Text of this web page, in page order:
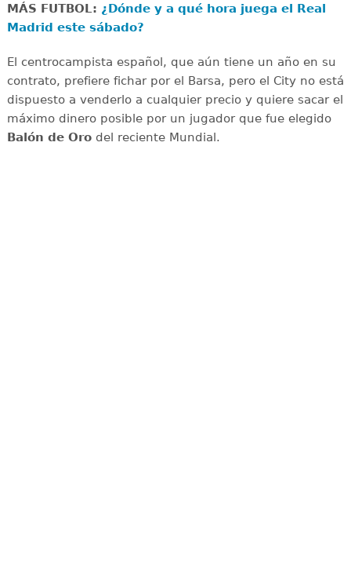
MÁS FUTBOL: ¿Dónde y a qué hora juega el Real
Madrid este sábado?
El centrocampista español, que aún tiene un año en su
contrato, prefiere fichar por el Barsa, pero el City no está
dispuesto a venderlo a cualquier precio y quiere sacar el
máximo dinero posible por un jugador que fue elegido
Balón de Orodel reciente Mundial.